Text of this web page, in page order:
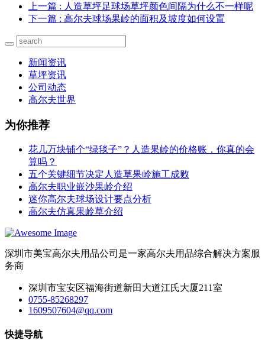
上一篇 : 人造草坪足球场草坪颜色间隔为什么不一样呢
下一篇 : 高尔夫球场果岭的面积及坡度如何设置
新闻资讯
草坪资讯
公司动态
高尔夫世界
为你推荐
花几万块铺个“绿毯子”？人造果岭的价格账，你真的会
算吗？
五个关键细节决定人造草果岭施工成败
高尔夫职业嵌沙果岭介绍
迷你高尔夫球场设计要点分析
高尔夫仿真果岭草介绍
深圳市美宝高尔夫用品公司是一家高尔夫用品综合解决方案服
务商
深圳市宝安区福海街道新田大道江氏大厦211室
0755-85268297
1609507604@qq.com
快捷导航